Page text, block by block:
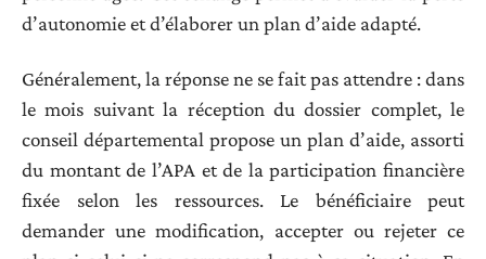
d’autonomie et d’élaborer un plan d’aide adapté.
Généralement, la réponse ne se fait pas attendre : dans
le mois suivant la réception du dossier complet, le
conseil départemental propose un plan d’aide, assorti
du montant de l’APA et de la participation financière
fixée selon les ressources. Le bénéficiaire peut
demander une modification, accepter ou rejeter ce